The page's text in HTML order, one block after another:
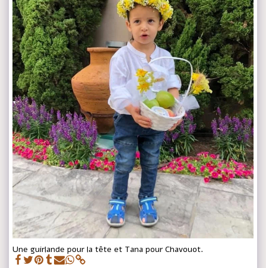
Une guirlande pour la tête et Tana pour Chavouot.